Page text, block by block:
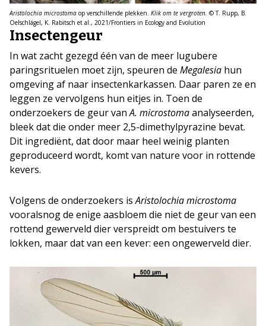
Aristolochia microstoma op verschillende plekken. Klik om te vergroten. © T. Rupp, B.
Oelschlägel, K. Rabitsch et al., 2021/Frontiers in Ecology and Evolution
Insectengeur
In wat zacht gezegd één van de meer lugubere
paringsrituelen moet zijn, speuren de Megalesia hun
omgeving af naar insectenkarkassen. Daar paren ze en
leggen ze vervolgens hun eitjes in. Toen de
onderzoekers de geur vanA. microstomaanalyseerden,
bleek dat die onder meer 2,5-dimethylpyrazine bevat.
Dit ingrediënt, dat door maar heel weinig planten
geproduceerd wordt, komt van nature voor in rottende
kevers.
Volgens de onderzoekers isAristolochia microstoma
vooralsnog de enige aasbloem die niet de geur van een
rottend gewerveld dier verspreidt om bestuivers te
lokken, maar dat van een kever: een ongewerveld dier.